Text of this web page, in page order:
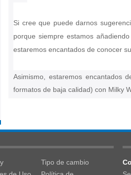
Si cree que puede darnos
porque siempre estamos
estaremos encantados de conocer
Asimismo, estaremos encantados
formatos de baja calidad) con Milky
Tipo de cambio